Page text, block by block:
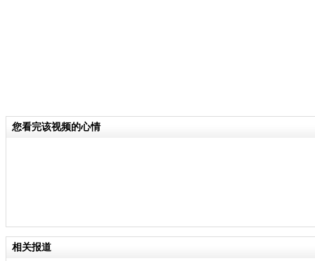
您看完该视频的心情
相关报道